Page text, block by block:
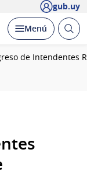
gub.uy
Desplegar
Menú Abrir
de Intendentes